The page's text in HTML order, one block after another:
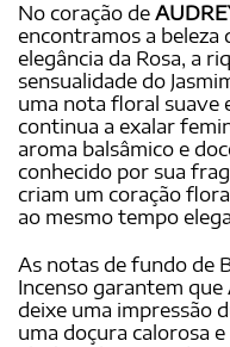
No coração de
encontramos a beleza
elegância da Rosa, a
sensualidade do
uma nota floral suave
continua a exalar
aroma balsâmico e
conhecido por sua
criam um coração
ao mesmo tempo
As notas de fundo de
Incenso garantem que
deixe uma impressão
uma doçura calorosa